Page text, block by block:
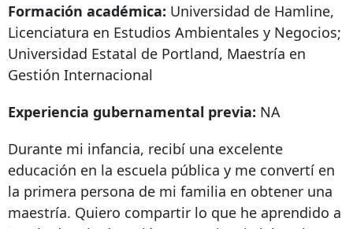
Formación académica: Universidad de Hamline,
Licenciatura en Estudios Ambientales y Negocios;
Universidad Estatal de Portland, Maestría en
Gestión Internacional
Experiencia gubernamental previa: NA
Durante mi infancia, recibí una excelente
educación en la escuela pública y me convertí en
la primera persona de mi familia en obtener una
maestría. Quiero compartir lo que he aprendido a